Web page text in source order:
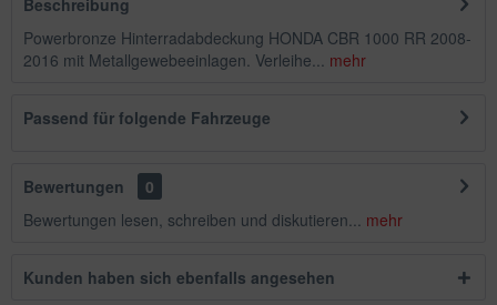
Beschreibung
Powerbronze Hinterradabdeckung HONDA CBR 1000 RR 2008-
2016 mit Metallgewebeeinlagen. Verleihe... mehr
Passend für folgende Fahrzeuge
Bewertungen
0
Bewertungen lesen, schreiben und diskutieren... mehr
Kunden haben sich ebenfalls angesehen